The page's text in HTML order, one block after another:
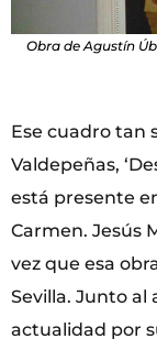
Obra de Agustín
Ese cuadro tan
Valdepeñas,
está presente
Carmen. Jesús
vez que esa
Sevilla. Junto al
actualidad por